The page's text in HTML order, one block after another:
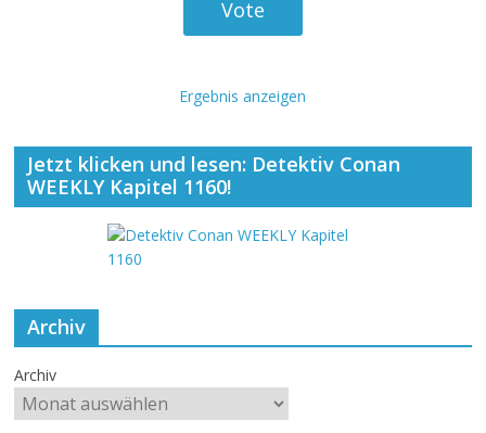
Ergebnis anzeigen
Jetzt klicken und lesen: Detektiv Conan
WEEKLY Kapitel 1160!
Archiv
Archiv